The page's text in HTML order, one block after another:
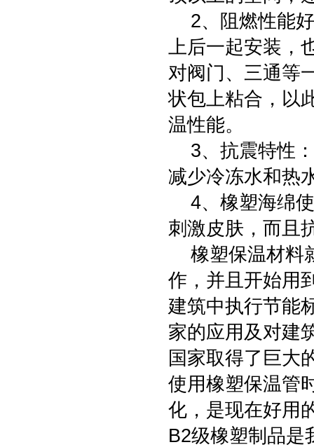
2、阻燃性能好
上后一起安装，
对阀门、三通等
状包上粘合，以
温性能。
3、抗震特性：
减少冷冻水和热
4、橡塑海绵使
刺激皮肤，而且
橡塑保温材料
作，并且开始用
建筑中执行节能
家的应用及对建
国家取得了巨大
使用橡塑保温管
化，是现在好用
B2级橡塑制品是